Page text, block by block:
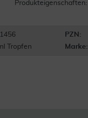
Produkteigenschaften:
PZN:
Tropfen Marke: